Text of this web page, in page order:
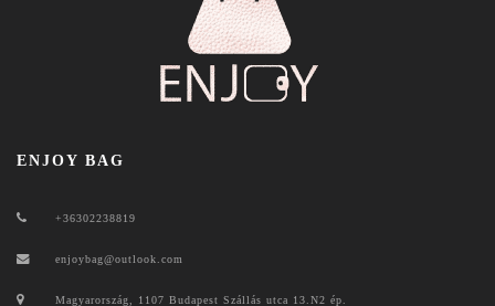
ENJOY BAG
+36302238819
enjoybag@outlook.com
Magyarország, 1107 Budapest Szállás utca 13.N2 ép.